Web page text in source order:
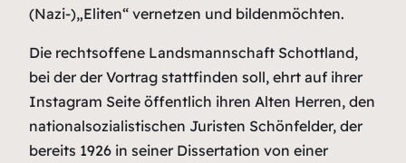
(Nazi-)„Eliten“ vernetzen und bildenmöchten.
Die rechtsoffene Landsmannschaft Schottland,
bei der der Vortrag stattfinden soll, ehrt auf ihrer
Instagram Seite öffentlich ihren Alten Herren, den
nationalsozialistischen Juristen Schönfelder, der
bereits 1926 in seiner Dissertation von einer